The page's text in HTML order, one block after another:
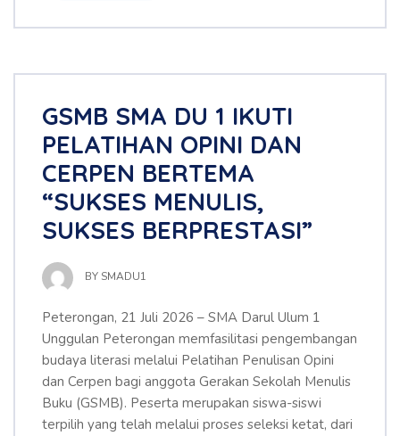
GSMB SMA DU 1 IKUTI
PELATIHAN OPINI DAN
CERPEN BERTEMA
“SUKSES MENULIS,
SUKSES BERPRESTASI”
BY SMADU1
Peterongan, 21 Juli 2026 – SMA Darul Ulum 1
Unggulan Peterongan memfasilitasi pengembangan
budaya literasi melalui Pelatihan Penulisan Opini
dan Cerpen bagi anggota Gerakan Sekolah Menulis
Buku (GSMB). Peserta merupakan siswa-siswi
terpilih yang telah melalui proses seleksi ketat, dari